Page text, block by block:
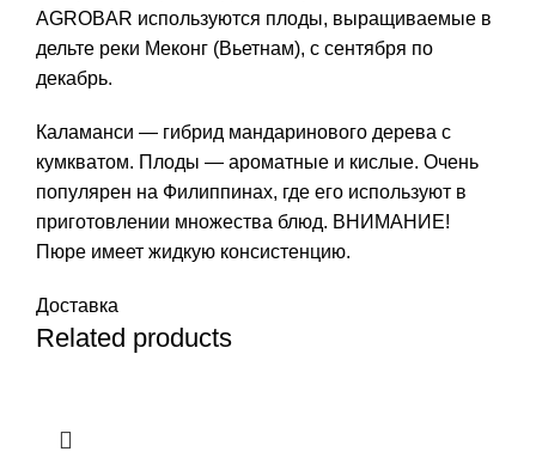
AGROBAR используются плоды, выращиваемые в
дельте реки Меконг (Вьетнам), с сентября по
декабрь.
Каламанси — гибрид мандаринового дерева с
кумкватом. Плоды — ароматные и кислые. Очень
популярен на Филиппинах, где его используют в
приготовлении множества блюд. ВНИМАНИЕ!
Пюре имеет жидкую консистенцию.
Доставка
Related products